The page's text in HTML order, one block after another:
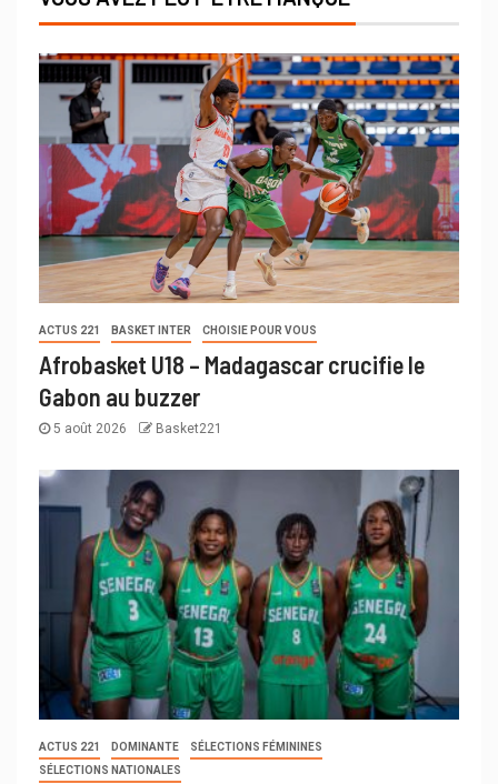
ACTUS 221 BASKET INTER CHOISIE POUR VOUS
Afrobasket U18 – Madagascar crucifie le
Gabon au buzzer
5 août 2026 Basket221
ACTUS 221 DOMINANTE
SÉLECTIONS FÉMININES
SÉLECTIONS NATIONALES